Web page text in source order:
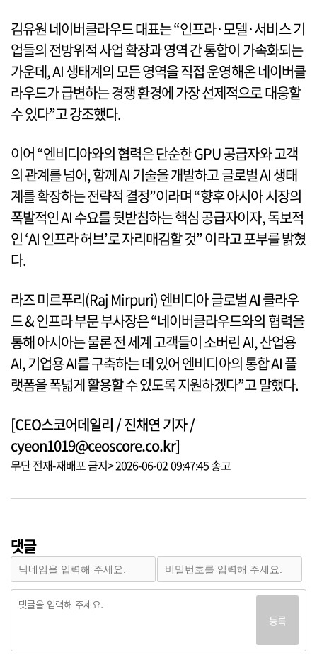
김유원 네이버클라우드 대표는 “인프라·모델·서비스 기
업들의 전방위적 사업 확장과 영역 간 통합이 가속화되는
가운데, AI 생태계의 모든 영역을 직접 운영해온 네이버클
라우드가 급변하는 경쟁 환경에 가장 선제적으로 대응할
수 있다”고 강조했다.
이어 “엔비디아와의 협력은 단순한 GPU 공급자와 고객
의 관계를 넘어, 함께 AI 기술을 개발하고 글로벌 AI 생태
계를 확장하는 전략적 결정”이라며 “향후 아시아 시장의
폭발적인 AI 수요를 뒷받침하는 핵심 공급자이자, 독보적
인 ‘AI 인프라 허브’로 자리매김할 것” 이라고 포부를 밝혔
다.
라즈 미르푸리(Raj Mirpuri) 엔비디아 글로벌 AI 클라우
드 & 인프라 부문 부사장은 “네이버클라우드와의 협력을
통해 아시아는 물론 전 세계 고객들이 소버린 AI, 산업용
AI, 기업용 AI를 구축하는 데 있어 엔비디아의 통합 AI 플
랫폼을 폭넓게 활용할 수 있도록 지원하겠다”고 말했다.
[CEO스코어데일리 / 진채연 기자 /
cyeon1019@ceoscore.co.kr]
무단 전재-재배포 금지> 2026-06-02 09:47:45 송고
댓글
등록